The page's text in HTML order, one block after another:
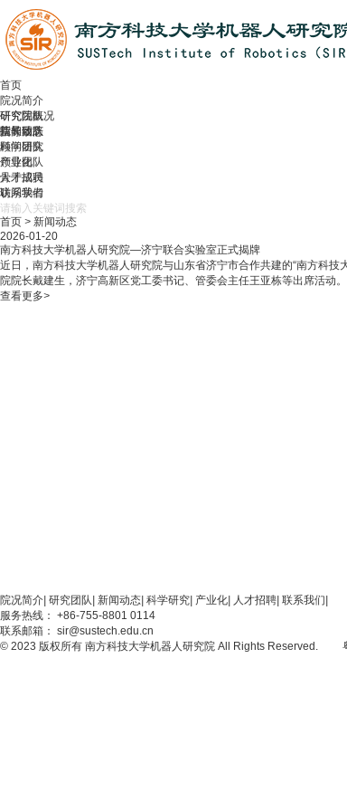
首页
院况简介
研究院概况
院长致辞
研究团队
指导团队
顾问团队
领导团队
骨干成员
访问学者
新闻动态
科学研究
产业化
人才招聘
联系我们
首页 > 新闻动态
2026-01-20
南方科技大学机器人研究院—济宁联合实验室正式揭牌
近日，南方科技大学机器人研究院与山东省济宁市合作共建的“南方科
院院长戴建生，济宁高新区党工委书记、管委会主任王亚栋等出席活动。
查看更多>
院况简介| 研究团队| 新闻动态| 科学研究| 产业化| 人才招聘| 联系我们|
服务热线： +86-755-8801 0114
联系邮箱： sir@sustech.edu.cn
© 2023 版权所有 南方科技大学机器人研究院 All Rights Reserved.